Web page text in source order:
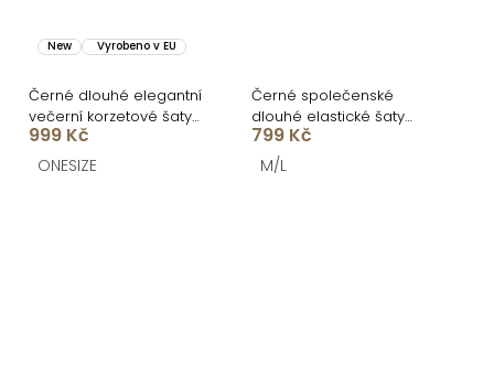
New Vyrobeno v EU
Černé dlouhé elegantní
večerní korzetové šaty
MIRELLA
999 Kč
ONESIZE
Černé společenské
dlouhé elastické šaty
FATOUNY
799 Kč
M/L